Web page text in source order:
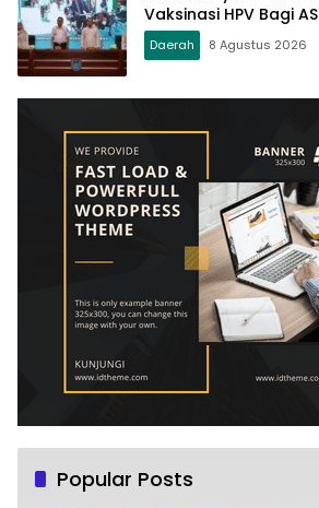
Vaksinasi HPV Bagi
Daerah 8 Agustus 2026
Popular Posts